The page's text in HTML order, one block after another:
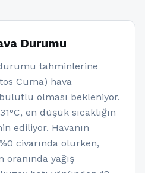
Durumu
tahminlerine
Cuma) hava
olması bekleniyor.
en düşük sıcaklığın
ediliyor. Havanın
civarında olurken,
yağış